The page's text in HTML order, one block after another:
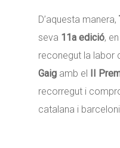
D’aquesta manera,
seva 11a edició,
reconegut la labor
Gaig amb el II
recorregut i
catalana i